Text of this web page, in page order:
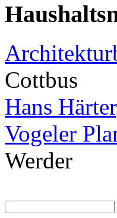
Cottbus
Hans Härter
Vogeler
Werder